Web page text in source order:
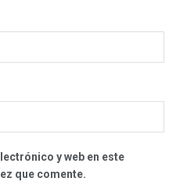
y web en este
que comente.